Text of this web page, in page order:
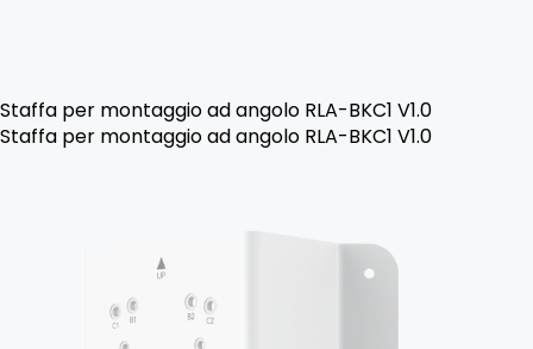
Staffa per montaggio ad angolo RLA-BKC1 V1.0
Staffa per montaggio ad angolo RLA-BKC1 V1.0